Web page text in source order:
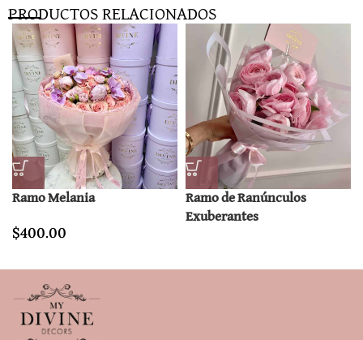
PRODUCTOS RELACIONADOS
Ramo Melania
$400.00
Ramo de Ranúnculos
Exuberantes